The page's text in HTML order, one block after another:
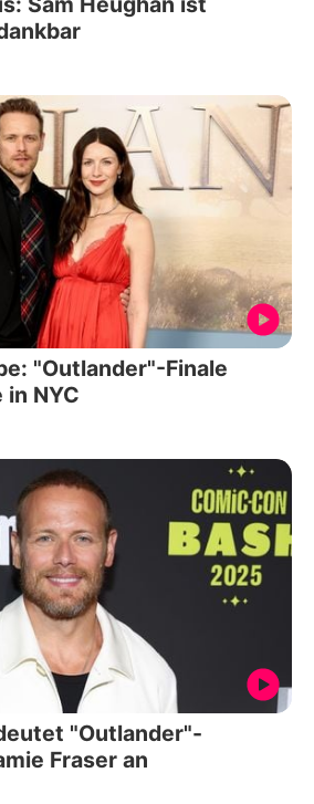
"Outlander"-Finale
NYC
"Outlander"-
Fraser an